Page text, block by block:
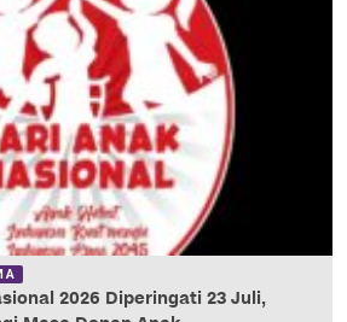
2026 Diperingati 23 Juli,